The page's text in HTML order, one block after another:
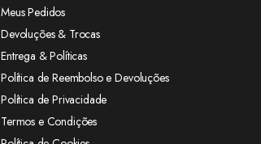
Meus Pedidos
Devoluções & Trocas
Entrega & Políticas
Política de Reembolso e Devoluções
Política de Privacidade
Termos e Condições